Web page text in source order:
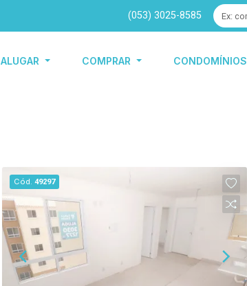
(053) 3025-8585
ALUGAR COMPRAR CONDOMÍNIOS
Cód. 49297